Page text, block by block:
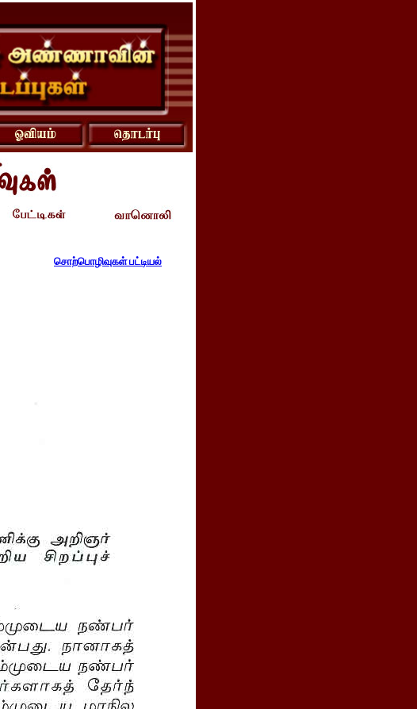
சொற்பொழிவுகள் பட்டியல்